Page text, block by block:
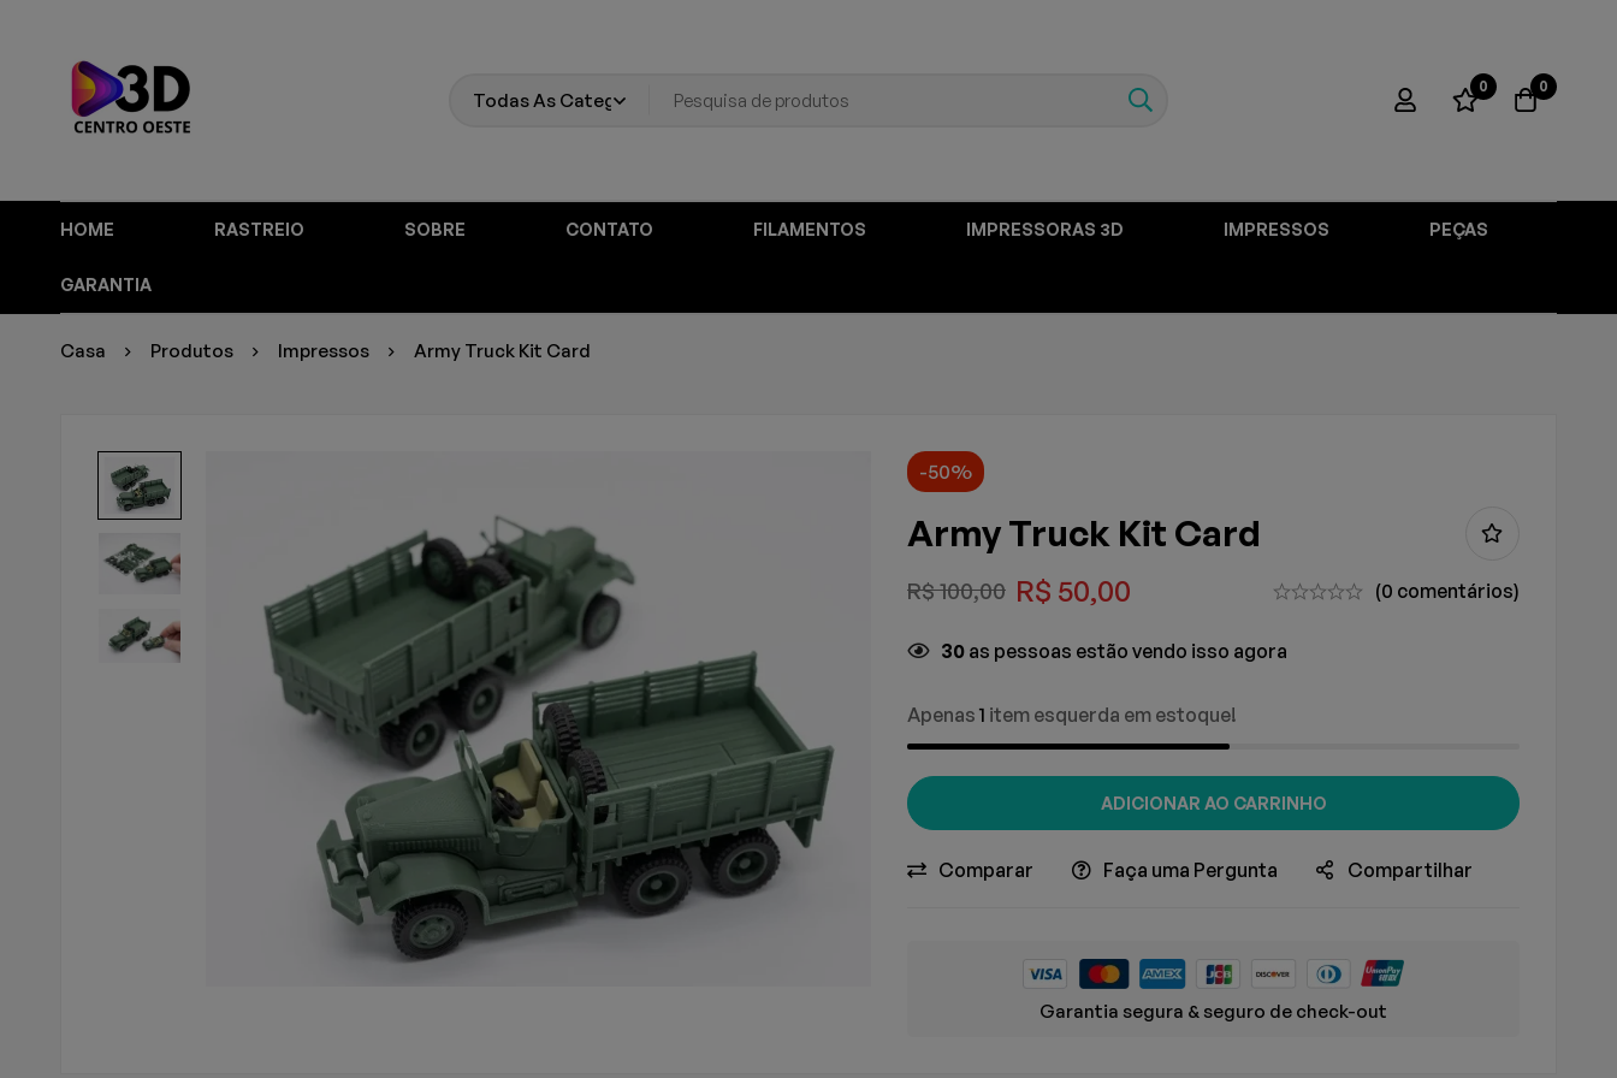
0 0
HOME RASTREIO SOBRE CONTATO FILAMENTOS IMPRESSORAS 3D IMPRESSOS PEÇAS
GARANTIA
Casa Produtos Impressos Army Truck Kit Card
-50%
Army Truck Kit Card
R$100,00 R$ 50,00 (0 comentários)
30 as pessoas estão vendo isso agora
Apenas1 item esquerda em estoque!
ADICIONAR AO CARRINHO
Comparar Faça uma Pergunta Compartilhar
Garantia segura & seguro de check-out